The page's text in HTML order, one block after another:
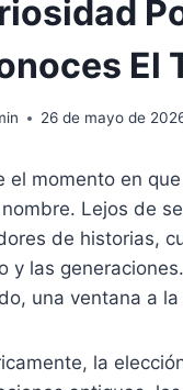
El
26 de mayo de
el momento en
Lejos de
de historias,
y las
una ventana a
la